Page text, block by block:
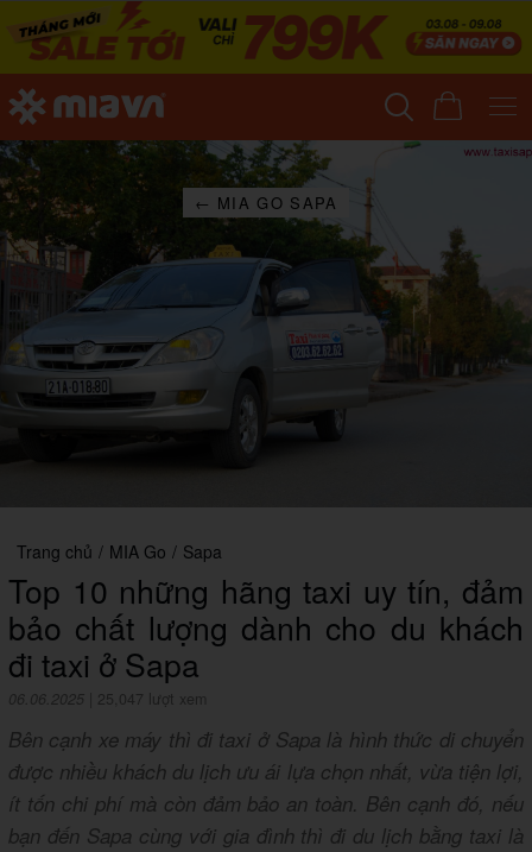
← MIA GO SAPA
Trang chủ / MIA Go / Sapa
Top 10 những hãng taxi uy tín, đảm
bảo chất lượng dành cho du khách
đi taxi ở Sapa
06.06.2025 25,047 lượt xem
Bên cạnh xe máy thì đi taxi ở Sapa là hình thức di chuyển
được nhiều khách du lịch ưu ái lựa chọn nhất, vừa tiện lợi,
ít tốn chi phí mà còn đảm bảo an toàn. Bên cạnh đó, nếu
bạn đến Sapa cùng với gia đình thì đi du lịch bằng taxi là